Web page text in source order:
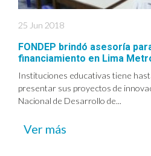
25 Jun 2018
FONDEP brindó asesoría
financiamiento en Lima
Instituciones educativas tiene
presentar sus proyectos de
Nacional de Desarrollo de...
Ver más